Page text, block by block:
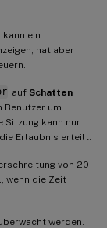
ein
hat aber
auf Schatten
Benutzer um
Sitzung kann nur
Erlaubnis erteilt.
von 20
wenn die Zeit
werden.